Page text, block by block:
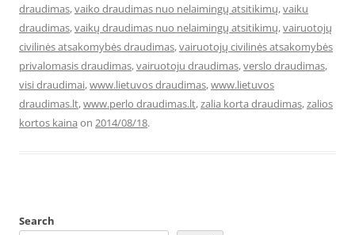
draudimas,vaiko draudimas nuo nelaimingų atsitikimų,vaiku
draudimas,vaikų draudimas nuo nelaimingų atsitikimų,vairuotojų
civilinės atsakomybės draudimas,vairuotojų civilinės atsakomybės
privalomasis draudimas,vairuotoju draudimas,verslo draudimas,
visi draudimai,www.lietuvos draudimas,www.lietuvos
draudimas.lt,www.perlo draudimas.lt,zalia korta draudimas,zalios
kortos kaina on 2014/08/18.
Search